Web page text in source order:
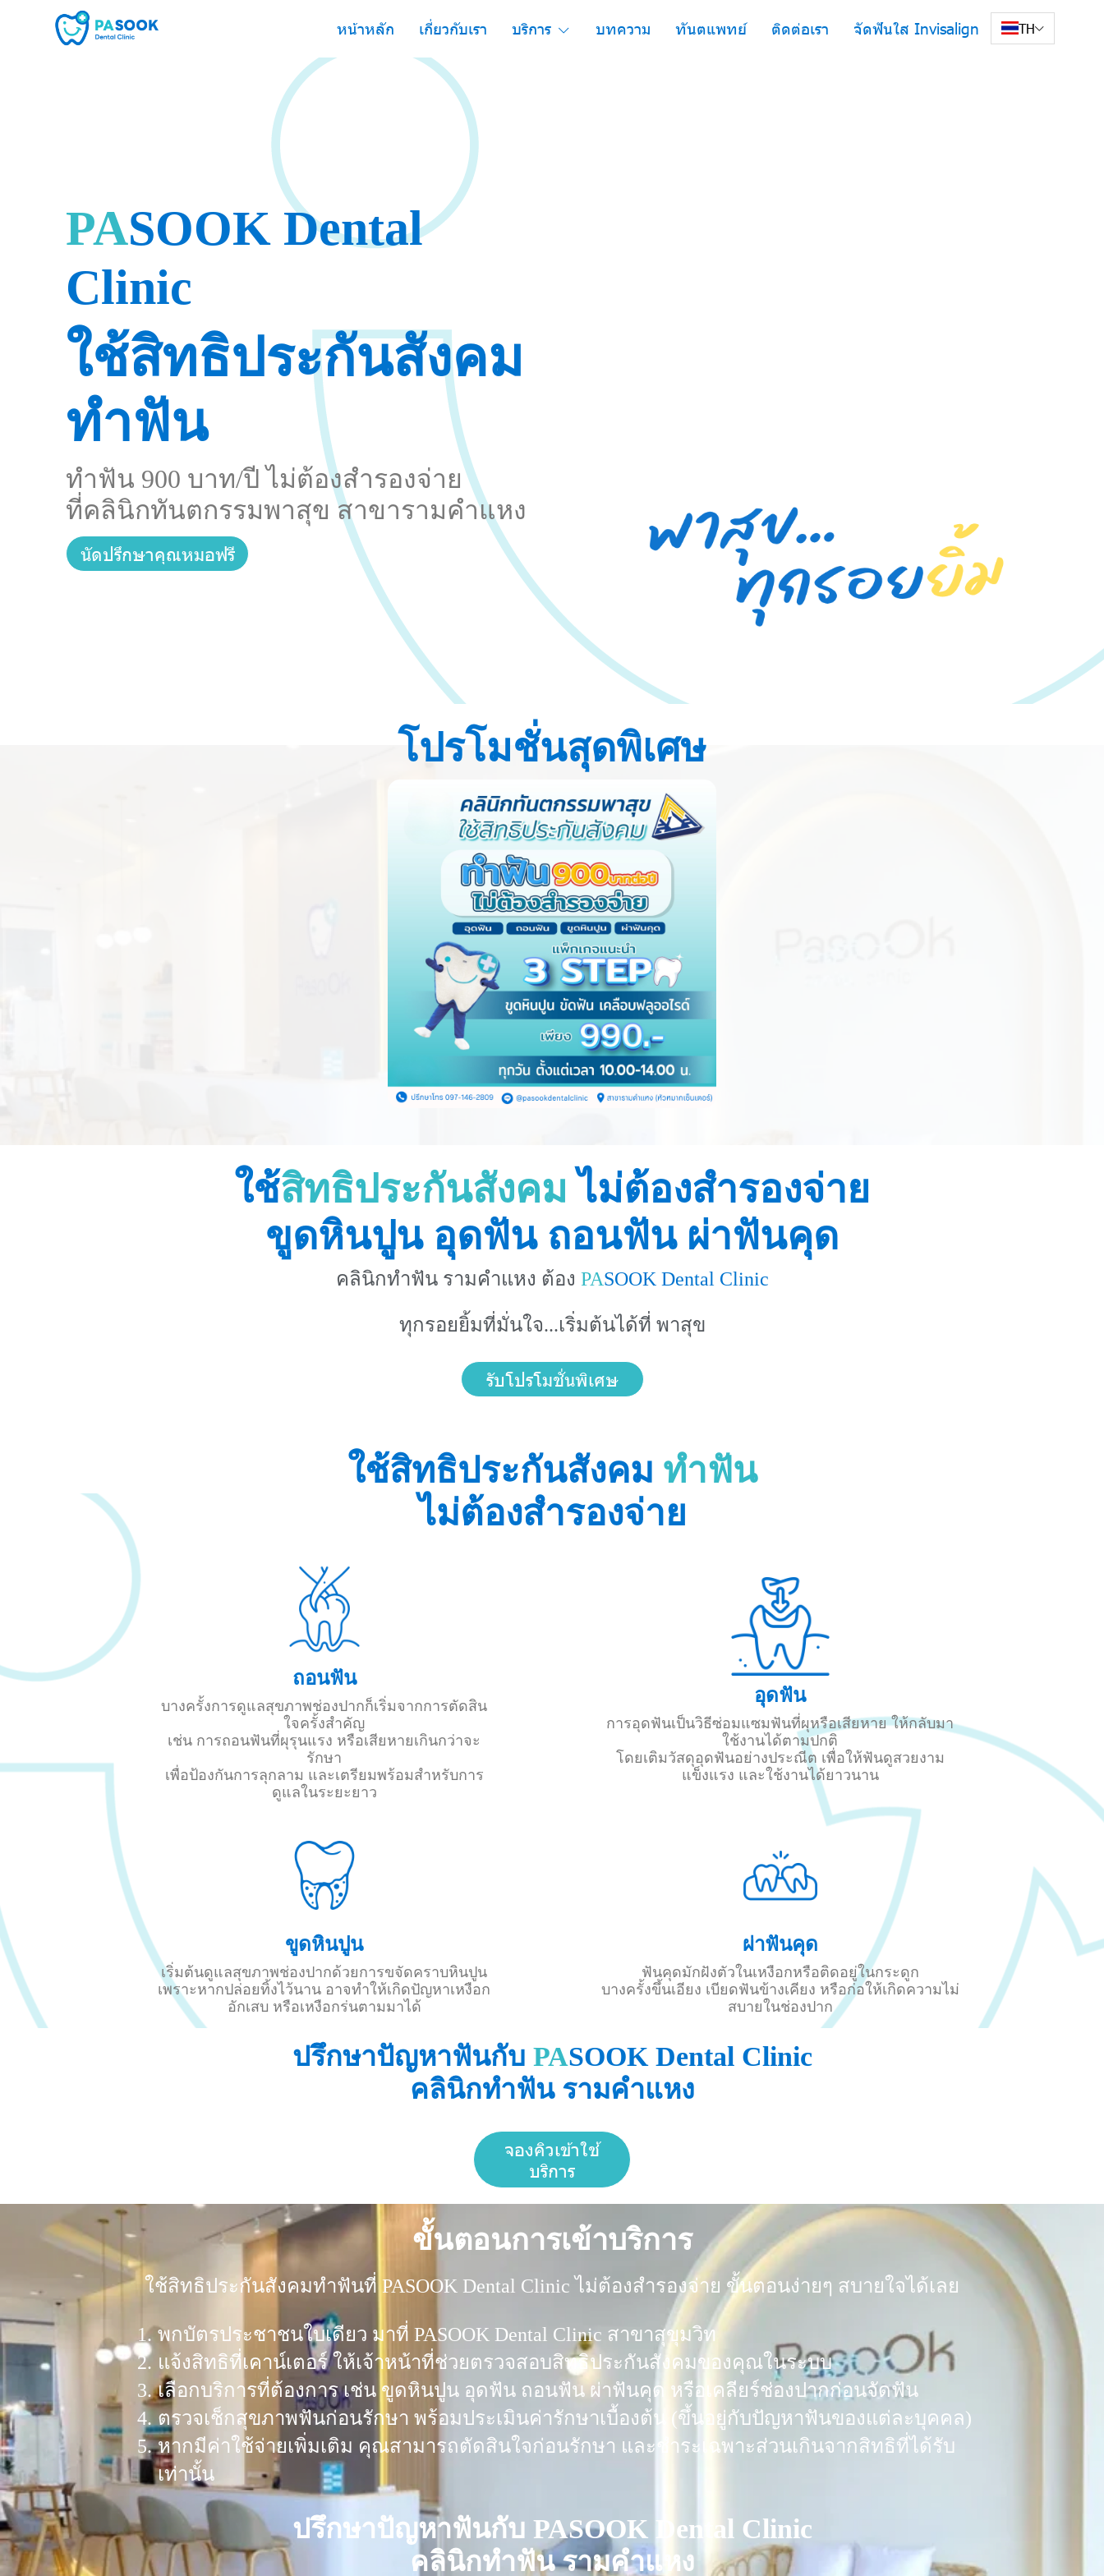
หน้าหลัก เกี่ยวกับเรา บริการ บทความ ทันตแพทย์ ติดต่อเรา จัดฟันใส Invisalign TH
PASOOK Dental
Clinic
ใช้สิทธิประกันสังคม
ทำฟัน
ทำฟัน 900 บาท/ปี ไม่ต้องสำรองจ่าย
ที่คลินิกทันตกรรมพาสุข สาขารามคำแหง
นัดปรึกษาคุณหมอฟรี
โปรโมชั่นสุดพิเศษ
ใช้สิทธิประกันสังคม ไม่ต้องสำรองจ่าย
ขูดหินปูน อุดฟัน ถอนฟัน ผ่าฟันคุด
คลินิกทำฟัน รามคำแหง ต้อง PASOOK Dental Clinic
ทุกรอยยิ้มที่มั่นใจ...เริ่มต้นได้ที่ พาสุข
รับโปรโมชั่นพิเศษ
ใช้สิทธิประกันสังคม ทำฟัน
ไม่ต้องสำรองจ่าย
ถอนฟัน
บางครั้งการดูแลสุขภาพช่องปากก็เริ่มจากการตัดสิน
ใจครั้งสำคัญ
เช่น การถอนฟันที่ผุรุนแรง หรือเสียหายเกินกว่าจะ
รักษา
เพื่อป้องกันการลุกลาม และเตรียมพร้อมสำหรับการ
ดูแลในระยะยาว
อุดฟัน
การอุดฟันเป็นวิธีซ่อมแซมฟันที่ผุหรือเสียหาย ให้กลับมา
ใช้งานได้ตามปกติ
โดยเติมวัสดุอุดฟันอย่างประณีต เพื่อให้ฟันดูสวยงาม
แข็งแรง และใช้งานได้ยาวนาน
ขูดหินปูน
เริ่มต้นดูแลสุขภาพช่องปากด้วยการขจัดคราบหินปูน
เพราะหากปล่อยทิ้งไว้นาน อาจทำให้เกิดปัญหาเหงือก
อักเสบ หรือเหงือกร่นตามมาได้
ผ่าฟันคุด
ฟันคุดมักฝังตัวในเหงือกหรือติดอยู่ในกระดูก
บางครั้งขึ้นเอียง เบียดฟันข้างเคียง หรือก่อให้เกิดความไม่
สบายในช่องปาก
ปรึกษาปัญหาฟันกับ PASOOK Dental Clinic
คลินิกทำฟัน รามคำแหง
จองคิวเข้าใช้
บริการ
ขั้นตอนการเข้าบริการ
ใช้สิทธิประกันสังคมทำฟันที่ PASOOK Dental Clinic ไม่ต้องสำรองจ่าย ขั้นตอนง่ายๆ สบายใจได้เลย
พกบัตรประชาชนใบเดียว มาที่ PASOOK Dental Clinic สาขาสุขุมวิท
แจ้งสิทธิที่เคาน์เตอร์ ให้เจ้าหน้าที่ช่วยตรวจสอบสิทธิประกันสังคมของคุณในระบบ
เลือกบริการที่ต้องการ เช่น ขูดหินปูน อุดฟัน ถอนฟัน ผ่าฟันคุด หรือเคลียร์ช่องปากก่อนจัดฟัน
ตรวจเช็กสุขภาพฟันก่อนรักษา พร้อมประเมินค่ารักษาเบื้องต้น (ขึ้นอยู่กับปัญหาฟันของแต่ละบุคคล)
หากมีค่าใช้จ่ายเพิ่มเติม คุณสามารถตัดสินใจก่อนรักษา และชำระเฉพาะส่วนเกินจากสิทธิที่ได้รับ
เท่านั้น
ปรึกษาปัญหาฟันกับ PASOOK Dental Clinic
คลินิกทำฟัน รามคำแหง